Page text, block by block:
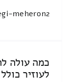
meheron2
כמה עולה
לעוזיר